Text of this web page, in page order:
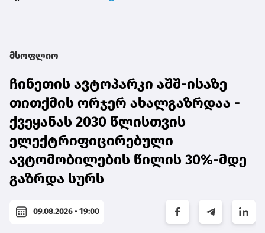
მსოფლიო
ჩინეთის ავტოპარკი აშშ-ისაზე
თითქმის ორჯერ ახალგაზრდაა -
ქვეყანას 2030 წლისთვის
ელექტრიფიცირებული
ავტომობილების წილის 30%-მდე
გაზრდა სურს
09.08.2026 • 19:00